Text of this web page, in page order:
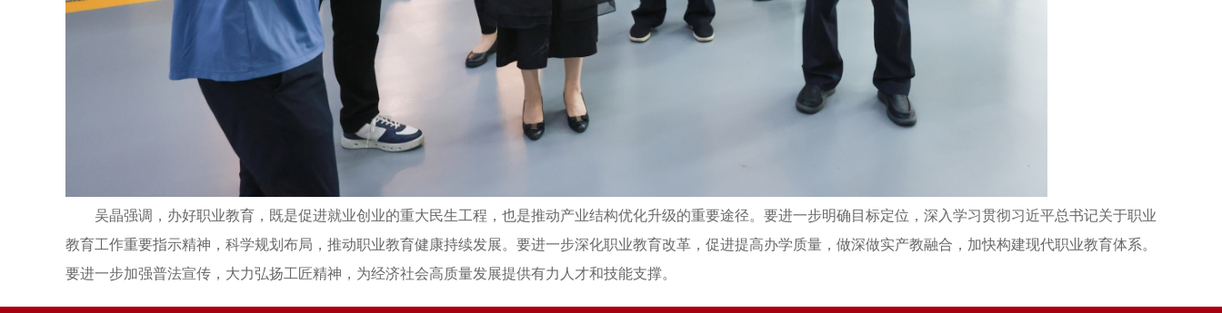
吴晶强调，办好职业教育，既是促进就业创业的重大民生工程，也是推动产业结构优化升级的重要途径。要进一步明确目标定位，深入学习贯彻习近平总书记关于职业
教育工作重要指示精神，科学规划布局，推动职业教育健康持续发展。要进一步深化职业教育改革，促进提高办学质量，做深做实产教融合，加快构建现代职业教育体系。
要进一步加强普法宣传，大力弘扬工匠精神，为经济社会高质量发展提供有力人才和技能支撑。